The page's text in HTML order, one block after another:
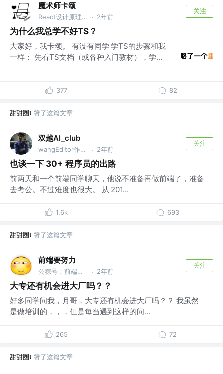
魔术师卡颂
React设计原理 作者 @裸辞前是前端｜自由职业3年 · 2年前
关注
为什么我总学不好TS？
大家好，我卡颂。 有没有同学 学TS的步骤和我
一样： 先看TS文档（或各种入门教材），学...
377 82
甜甜圈t 赞了这篇文章
双越AI_club
wangEditor作者，慕课网讲师 · 2年前
关注
也谈一下 30+ 程序员的出路
前两天和一个前端同学聊天，他说不准备再做前端了，准备
去考公。不过难度也很大。 从 201...
1.6k 693
甜甜圈t 赞了这篇文章
前端要努力
公粽号：前端要努力 · 2年前
关注
大专还有机会进大厂吗？？
好多同学问我，月哥，大专还有机会进大厂吗？？ 我虽然
是做培训的，，，但是每当遇到这样的问...
265 72
甜甜圈t 赞了这篇文章